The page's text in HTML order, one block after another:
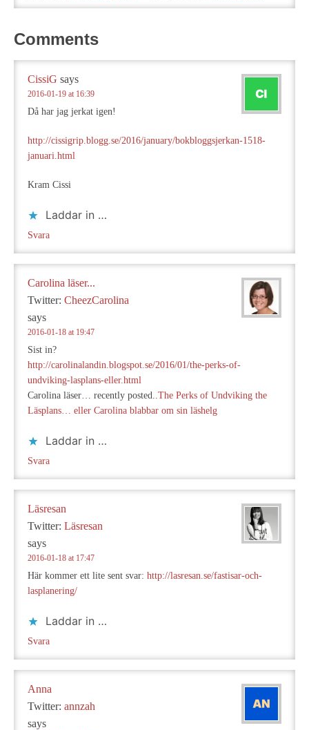
Comments
CissiG says
2016-01-19 at 16:39
Då har jag jerkat igen!
http://cissigrip.blogg.se/2016/january/bokbloggsjerkan-1518-
januari.html
Kram Cissi
Laddar in …
Svara
Carolina läser...
Twitter: CheezCarolina
says
2016-01-18 at 19:47
Sist in?
http://carolinalandin.blogspot.se/2016/01/the-perks-of-
undviking-lasplans-eller.html
Carolina läser… recently posted..The Perks of Undviking the
Läsplans… eller Carolina blabbar om sin läshelg
Laddar in …
Svara
Läsresan
Twitter: Läsresan
says
2016-01-18 at 17:47
Här kommer ett lite sent svar: http://lasresan.se/fastisar-och-
lasplanering/
Laddar in …
Svara
Anna
Twitter: annzah
says